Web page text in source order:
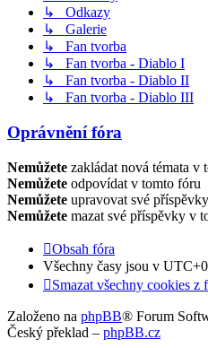
↳ Odkazy
↳ Galerie
↳ Fan tvorba
↳ Fan tvorba - Diablo I
↳ Fan tvorba - Diablo II
↳ Fan tvorba - Diablo III
Oprávnění fóra
Nemůžete zakládat nová témata v
Nemůžete odpovídat v tomto fóru
Nemůžete upravovat své
Nemůžete mazat své příspěvky v
Obsah fóra
Všechny časy jsou v
Smazat všechny cookies z
Založeno na phpBB® Forum
Český překlad – phpBB.cz